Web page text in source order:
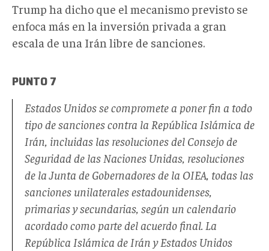
Trump ha dicho que el mecanismo previsto se
enfoca más en la inversión privada a gran
escala de una Irán libre de sanciones.
PUNTO 7
Estados Unidos se compromete a poner fin a todo
tipo de sanciones contra la República Islámica de
Irán, incluidas las resoluciones del Consejo de
Seguridad de las Naciones Unidas, resoluciones
de la Junta de Gobernadores de la OIEA, todas las
sanciones unilaterales estadounidenses,
primarias y secundarias, según un calendario
acordado como parte del acuerdo final. La
República Islámica de Irán y Estados Unidos